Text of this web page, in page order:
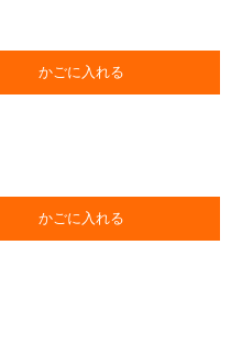
かごに入れる
かごに入れる